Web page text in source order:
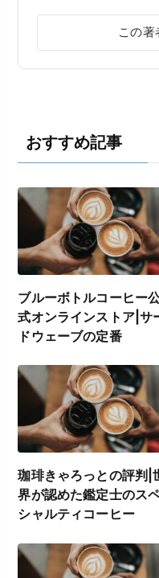
この
おすすめ記事
ブルーボトルコーヒー
式オンラインストア|サ
ドウェーブの定番
珈琲きゃろっとの評判|
界が認めた鑑定士のス
シャルティコーヒー